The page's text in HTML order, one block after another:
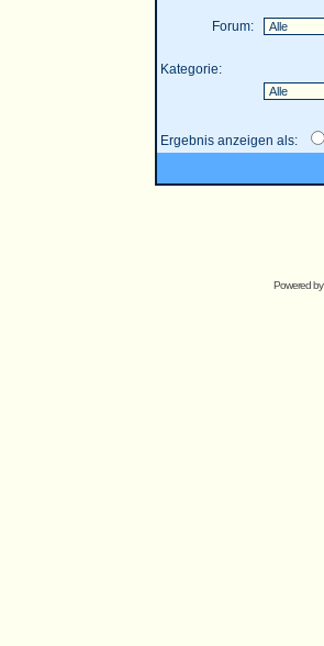
Forum:
Kategorie:
Ergebnis anzeigen als:
Powered by